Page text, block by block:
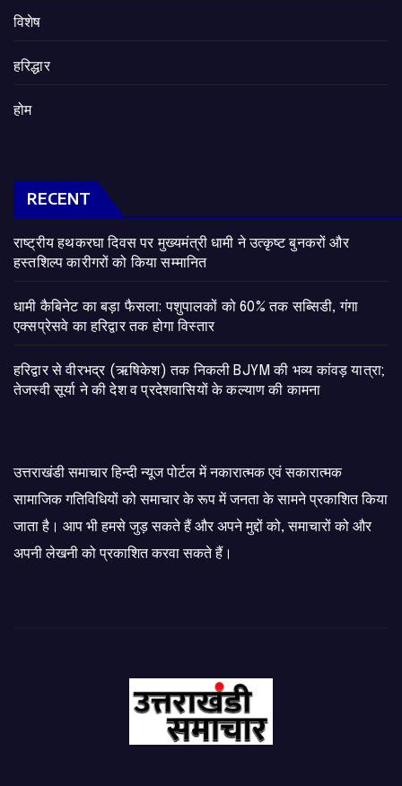
विशेष
हरिद्धार
होम
RECENT
राष्ट्रीय हथकरघा दिवस पर मुख्यमंत्री धामी ने उत्कृष्ट बुनकरों और
हस्तशिल्प कारीगरों को किया सम्मानित
​धामी कैबिनेट का बड़ा फैसला: पशुपालकों को 60% तक सब्सिडी, गंगा
एक्सप्रेसवे का हरिद्वार तक होगा विस्तार
​हरिद्वार से वीरभद्र (ऋषिकेश) तक निकली BJYM की भव्य कांवड़ यात्रा;
तेजस्वी सूर्या ने की देश व प्रदेशवासियों के कल्याण की कामना
उत्तराखंडी समाचार हिन्दी न्यूज पोर्टल में नकारात्मक एवं सकारात्मक
सामाजिक गतिविधियों को समाचार के रूप में जनता के सामने प्रकाशित किया
जाता है। आप भी हमसे जुड़ सकते हैं और अपने मुद्दों को, समाचारों को और
अपनी लेखनी को प्रकाशित करवा सकते हैं।